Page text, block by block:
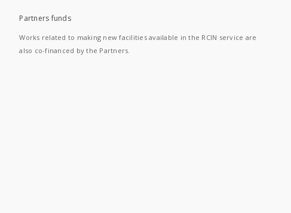
Partners funds
Works related to making new facilities available in the RCIN service are
also co-financed by the Partners.